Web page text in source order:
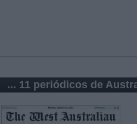
... 11 periódicos de